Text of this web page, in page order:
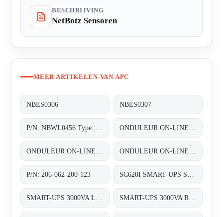
BESCHRIJVING
NetBotz Sensoren
MEER ARTIKELEN VAN APC
NBES0306 NBES0307
P/N: 206-062-200-123